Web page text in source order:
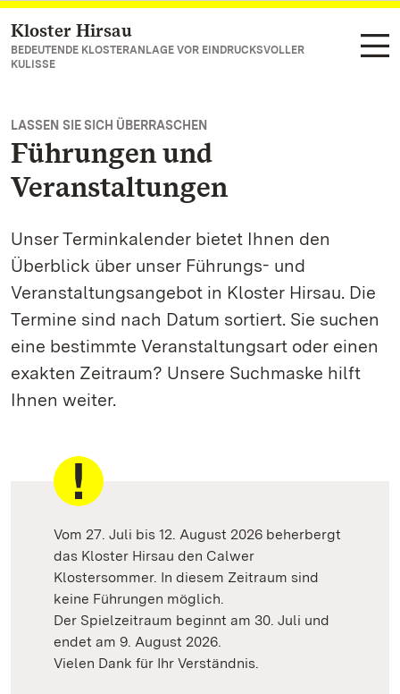
Zum Hauptinhalt springen
Kloster Hirsau
BEDEUTENDE KLOSTERANLAGE VOR EINDRUCKSVOLLER
KULISSE
LASSEN SIE SICH ÜBERRASCHEN
Führungen und
Veranstaltungen
Unser Terminkalender bietet Ihnen den
Überblick über unser Führungs- und
Veranstaltungsangebot in Kloster Hirsau. Die
Termine sind nach Datum sortiert. Sie suchen
eine bestimmte Veranstaltungsart oder einen
exakten Zeitraum? Unsere Suchmaske hilft
Ihnen weiter.
Vom 27. Juli bis 12. August 2026 beherbergt
das Kloster Hirsau den Calwer
Klostersommer. In diesem Zeitraum sind
keine Führungen möglich.
Der Spielzeitraum beginnt am 30. Juli und
endet am 9. August 2026.
Vielen Dank für Ihr Verständnis.